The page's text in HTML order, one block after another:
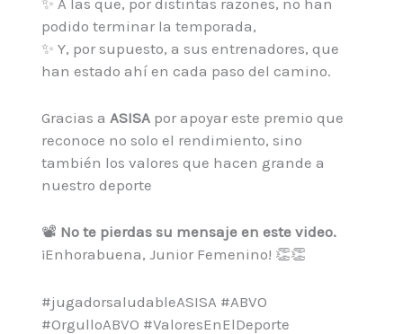
podido terminar la temporada,
✨ Y, por supuesto, a sus entrenadores, que
han estado ahí en cada paso del camino.
Gracias a ASISA por apoyar este premio que
reconoce no solo el rendimiento, sino
también los valores que hacen grande a
nuestro deporte
📽️ No te pierdas su mensaje en este video.
¡Enhorabuena, Junior Femenino! 👏👏
#jugadorsaludableASISA #ABVO
#OrgulloABVO #ValoresEnElDeporte